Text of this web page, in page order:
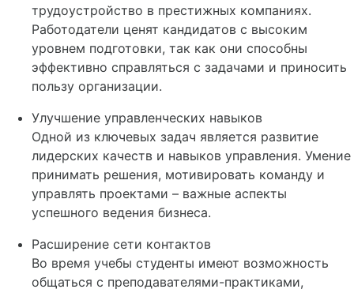
трудоустройство в престижных компаниях.
Работодатели ценят кандидатов с высоким
уровнем подготовки, так как они способны
эффективно справляться с задачами и приносить
пользу организации.
Улучшение управленческих навыков
Одной из ключевых задач является развитие
лидерских качеств и навыков управления. Умение
принимать решения, мотивировать команду и
управлять проектами – важные аспекты
успешного ведения бизнеса.
Расширение сети контактов
Во время учебы студенты имеют возможность
общаться с преподавателями-практиками,